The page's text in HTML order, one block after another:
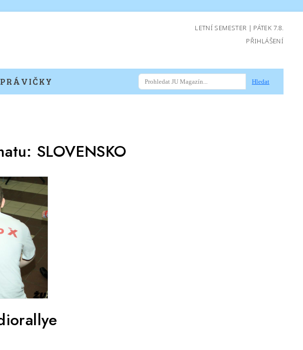
LETNÍ SEMESTER | PÁTEK 7.8.
PŘIHLÁŠENÍ
Hledat
SLOVENSKO